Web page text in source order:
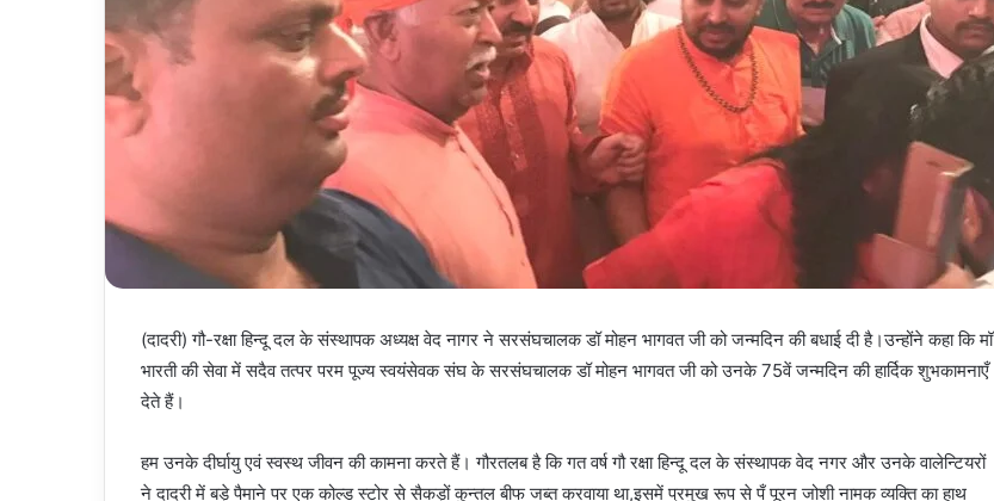
(दादरी) गौ-रक्षा हिन्दू दल के संस्थापक अध्यक्ष वेद नागर ने सरसंघचालक डॉ मोहन भागवत जी को जन्मदिन की बधाई दी है।उन्होंने कहा कि मॉ
भारती की सेवा में सदैव तत्पर परम पूज्य स्वयंसेवक संघ के सरसंघचालक डॉ मोहन भागवत जी को उनके 75वें जन्मदिन की हार्दिक शुभकामनाएँ
देते हैं।
हम उनके दीर्घायु एवं स्वस्थ जीवन की कामना करते हैं। गौरतलब है कि गत वर्ष गौ रक्षा हिन्दू दल के संस्थापक वेद नगर और उनके वालेन्टियरों
ने दादरी में बड़े पैमाने पर एक कोल्ड स्टोर से सैकड़ों कुन्तल बीफ जब्त करवाया था,इसमें प्रमुख रूप से पँ पूरन जोशी नामक व्यक्ति का हाथ